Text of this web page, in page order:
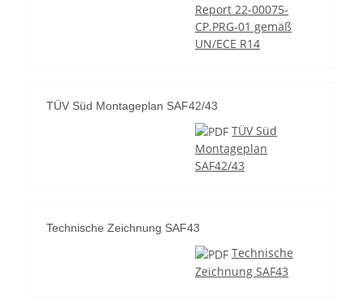
Report 22-00075-
CP.PRG-01 gemäß
UN/ECE R14
TÜV Süd Montageplan SAF42/43
TÜV Süd
Montageplan
SAF42/43
Technische Zeichnung SAF43
Technische
Zeichnung SAF43